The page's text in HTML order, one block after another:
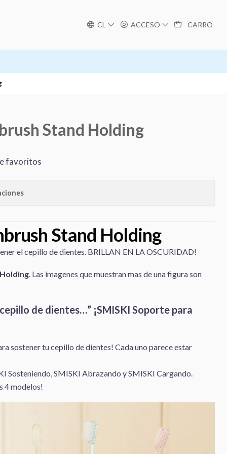
CL ACCESO CARRO
Stand Holding
favoritos
Stand Holding
el cepillo de dientes. BRILLAN EN LA OSCURIDAD!
Holding. Las imagenes que muestran mas de una figura son
de dientes…” ¡SMISKI Soporte para
sostener tu cepillo de dientes! Cada uno parece estar
Sosteniendo, SMISKI Abrazando y SMISKI Cargando.
4 modelos!